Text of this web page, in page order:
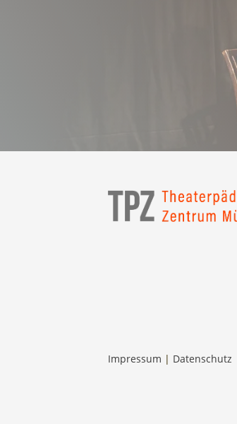
Impressum | Datenschutz